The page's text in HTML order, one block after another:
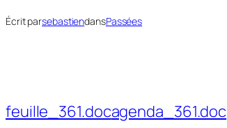
Écrit parsebastiendansPassées
feuille_361.docagenda_361.doc